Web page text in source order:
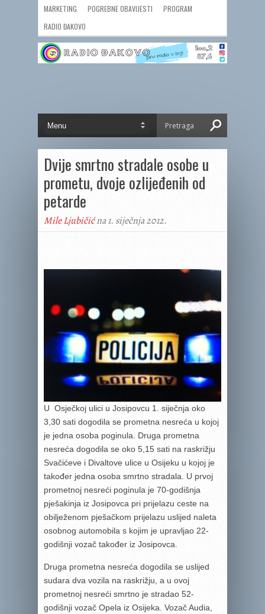
MARKETING POGREBNE OBAVIJESTI
PROGRAM
RADIO ĐAKOVO
Dvije smrtno stradale osobe u
prometu, dvoje ozlijeđenih od
petarde
Mile Ljubičićna 1. siječnja 2012.
U Osječkoj ulici u Josipovcu 1. siječnja oko
3,30 sati dogodila se prometna nesreća u kojoj
je jedna osoba poginula. Druga prometna
nesreća dogodila se oko 5,15 sati na raskrižju
Svačićeve i Divaltove ulice u Osijeku u kojoj je
također jedna osoba smrtno stradala. U prvoj
prometnoj nesreći poginula je 70-godišnja
pješakinja iz Josipovca pri prijelazu ceste na
obilježenom pješačkom prijelazu uslijed naleta
osobnog automobila s kojim je upravljao 22-
godišnji vozač također iz Josipovca.
Druga prometna nesreća dogodila se uslijed
sudara dva vozila na raskrižju, a u ovoj
prometnoj nesreći smrtno je stradao 52-
godišnji vozač Opela iz Osijeka. Vozač Audia,